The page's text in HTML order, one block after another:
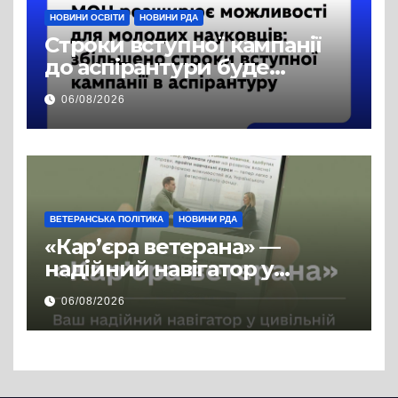
НОВИНИ ОСВІТИ НОВИНИ РДА
Строки вступної кампанії
до аспірантури буде
продовжено
06/08/2026
ВЕТЕРАНСЬКА ПОЛІТИКА НОВИНИ РДА
«Кар’єра ветерана» —
надійний навігатор у
цивільній професії
06/08/2026